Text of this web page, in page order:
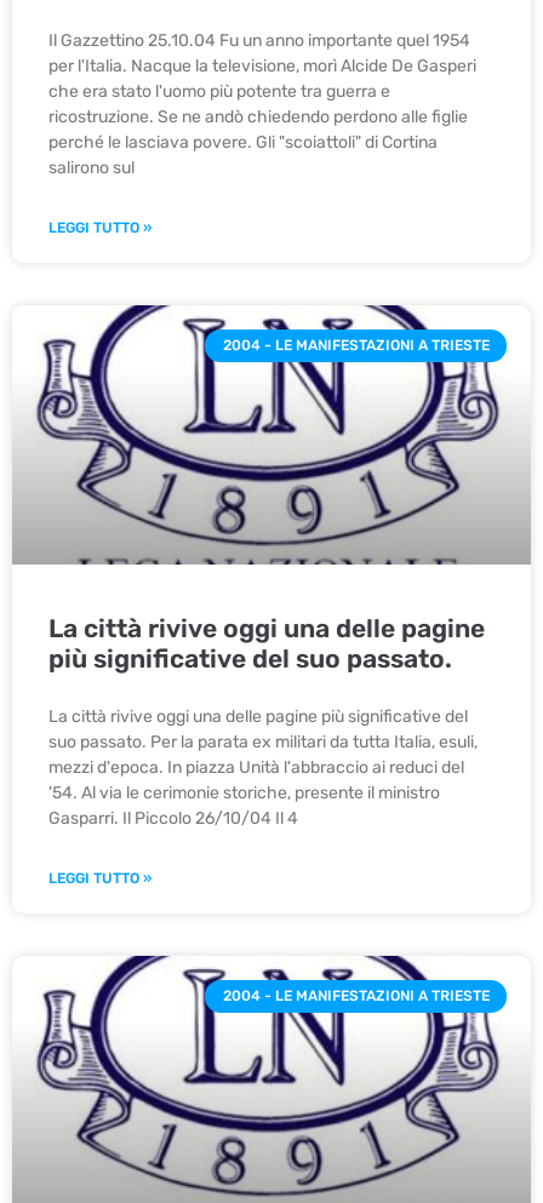
Il Gazzettino 25.10.04 Fu un anno importante quel 1954
per l'Italia. Nacque la televisione, morì Alcide De Gasperi
che era stato l'uomo più potente tra guerra e
ricostruzione. Se ne andò chiedendo perdono alle figlie
perché le lasciava povere. Gli "scoiattoli" di Cortina
salirono sul
LEGGI TUTTO »
2004 - LE MANIFESTAZIONI A TRIESTE
La città rivive oggi una delle pagine
più significative del suo passato.
La città rivive oggi una delle pagine più significative del
suo passato. Per la parata ex militari da tutta Italia, esuli,
mezzi d'epoca. In piazza Unità l'abbraccio ai reduci del
'54. Al via le cerimonie storiche, presente il ministro
Gasparri. Il Piccolo 26/10/04 Il 4
LEGGI TUTTO »
2004 - LE MANIFESTAZIONI A TRIESTE